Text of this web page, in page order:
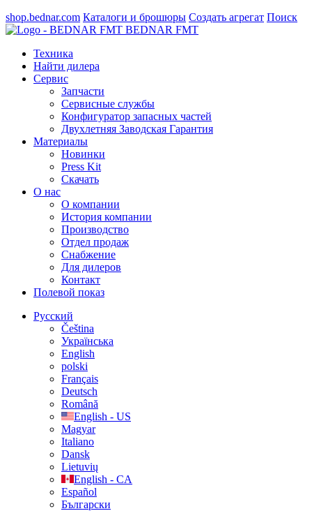
shop.bednar.com Каталоги и брошюры Создать агрегат Поиск
BEDNAR FMT
Техника
Найти дилера
Сервис
Запчасти
Сервисные службы
Конфигуратор запасных частей
Двухлетняя Заводская Гарантия
Материалы
Новинки
Press Kit
Скачать
О нас
О компании
История компании
Производство
Отдел продаж
Cнабжение
Для дилеров
Контакт
Полевой показ
Русский
Čeština
Українська
English
polski
Français
Deutsch
Română
English - US
Magyar
Italiano
Dansk
Lietuvių
English - CA
Español
Български